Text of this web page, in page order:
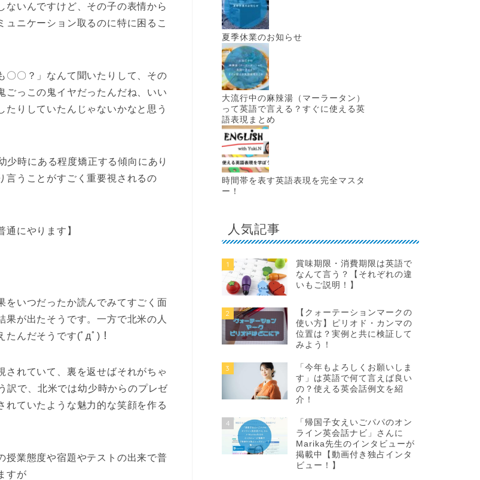
ないんですけど、その子の表情から
ニケーション取るのに特に困るこ
〇〇？」なんて聞いたりして、その
ごっこの鬼イヤだったんだね、いい
りしていたんじゃないかなと思う
少時にある程度矯正する傾向にあり
言うことがすごく重要視されるの
通にやります】
をいつだったか読んでみてすごく面
が出たそうです。一方で北米の人
んだそうです(ﾟдﾟ)！
されていて、裏を返せばそれがちゃ
訳で、北米では幼少時からのプレゼ
れていたような魅力的な笑顔を作る
授業態度や宿題やテストの出来で普
すが
夏季休業のお知らせ
大流行中の麻辣湯（マーラータン）
って英語で言える？すぐに使える英
語表現まとめ
時間帯を表す英語表現を完全マスタ
ー！
人気記事
1
賞味期限・消費期限は英語で
なんて言う？【それぞれの違
いもご説明！】
2
【クォーテーションマークの
使い方】ピリオド・カンマの
位置は？実例と共に検証して
みよう！
3
「今年もよろしくお願いしま
す」は英語で何て言えば良い
の？使える英会話例文を紹
介！
4
「帰国子女えいごパパのオン
ライン英会話ナビ」さんに
Marika先生のインタビューが
掲載中【動画付き独占インタ
ビュー！】